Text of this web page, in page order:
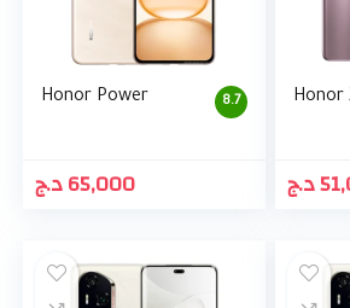
8.7
Honor Power
65,000د.ج
Honor
د.ج